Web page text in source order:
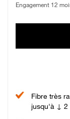
Engagement 12
Fibre très
jusqu'à ↓ 2